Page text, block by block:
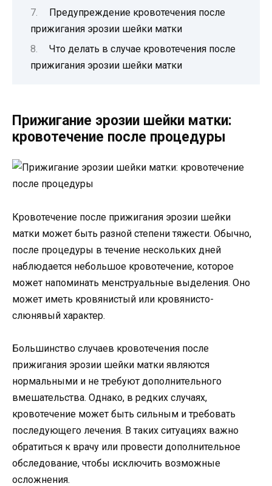
Предупреждение кровотечения после
прижигания эрозии шейки матки
Что делать в случае кровотечения после
прижигания эрозии шейки матки
Прижигание эрозии шейки матки:
кровотечение после процедуры
Кровотечение после прижигания эрозии шейки
матки может быть разной степени тяжести. Обычно,
после процедуры в течение нескольких дней
наблюдается небольшое кровотечение, которое
может напоминать менструальные выделения. Оно
может иметь кровянистый или кровянисто-
слюнявый характер.
Большинство случаев кровотечения после
прижигания эрозии шейки матки являются
нормальными и не требуют дополнительного
вмешательства. Однако, в редких случаях,
кровотечение может быть сильным и требовать
последующего лечения. В таких ситуациях важно
обратиться к врачу или провести дополнительное
обследование, чтобы исключить возможные
осложнения.